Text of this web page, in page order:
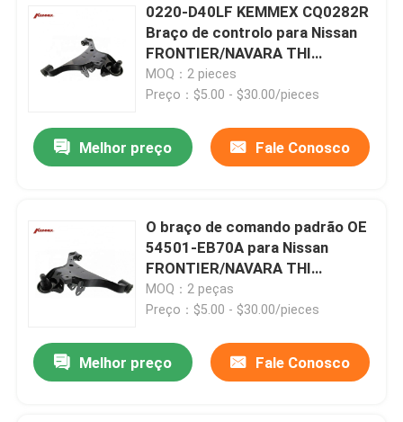
0220-D40LF KEMMEX CQ0282R
Braço de controlo para Nissan
FRONTIER/NAVARA THI
MAKE/NP300 NAVARA
MOQ：2 pieces
Preço：$5.00 - $30.00/pieces
Melhor preço Fale Conosco
O braço de comando padrão OE
54501-EB70A para Nissan
FRONTIER/NAVARA THI
MAKE/NP300 NAVARA
MOQ：2 peças
Preço：$5.00 - $30.00/pieces
Melhor preço Fale Conosco